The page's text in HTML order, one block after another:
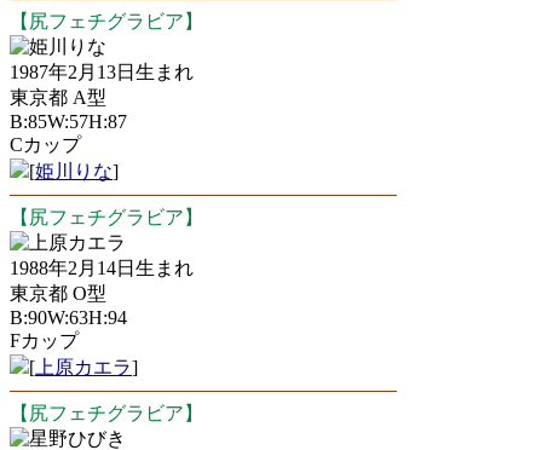
【尻フェチグラビア】
姫川りな
1987年2月13日生まれ
東京都 A型
B:85W:57H:87
Cカップ
[姫川りな]
【尻フェチグラビア】
上原カエラ
1988年2月14日生まれ
東京都 O型
B:90W:63H:94
Fカップ
[ 上原カエラ]
【尻フェチグラビア】
星野ひびき